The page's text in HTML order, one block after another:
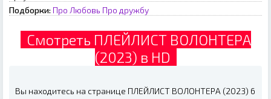
Подборки: Про Любовь Про дружбу
Смотреть ПЛЕЙЛИСТ ВОЛОНТЕРА
(2023) в HD
Вы находитесь на странице ПЛЕЙЛИСТ ВОЛОНТЕРА (2023) 6